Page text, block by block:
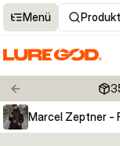
Menü
Previous slide
Marcel Zeptner -